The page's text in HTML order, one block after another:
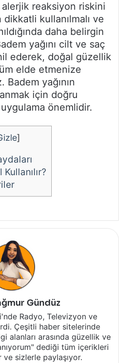
reaksiyon riskini
kullanılmalı ve
daha belirgin
yağını cilt ve saç
ederek, doğal güzellik
elde etmenize
Badem yağının
için doğru
önemlidir.
]
Kullanılır?
Gündüz
Radyo, Televizyon ve
Çeşitli haber sitelerinde
alanları arasında güzellik ve
dediği tüm içerikleri
sizlerle paylaşıyor.